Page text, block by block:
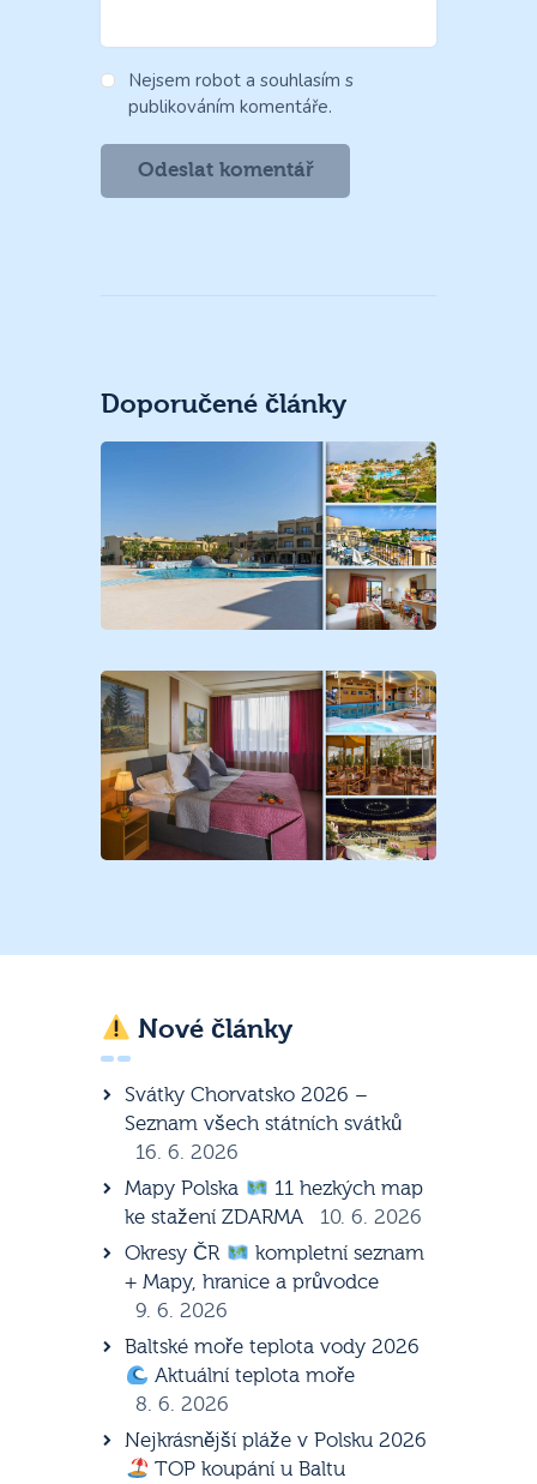
Nejsem robot a souhlasím s
publikováním komentáře.
Doporučené články
Nové články
Svátky Chorvatsko 2026 –
Seznam všech státních svátků
16. 6. 2026
Mapy Polska
11 hezkých map
ke stažení ZDARMA
10. 6. 2026
Okresy ČR
kompletní seznam
+ Mapy, hranice a průvodce
9. 6. 2026
Baltské moře teplota vody 2026
Aktuální teplota moře
8. 6. 2026
Nejkrásnější pláže v Polsku 2026
TOP koupání u Baltu